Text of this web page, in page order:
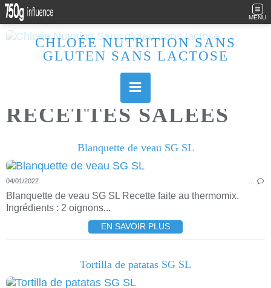
MENU
CHLOÉE NUTRITION SANS
GLUTEN SANS LACTOSE
RECETTES SALEES
Blanquette de veau SG SL
04/01/2022
Blanquette de veau SG SL Recette faite au thermomix.
Ingrédients : 2 oignons...
EN SAVOIR PLUS
Tortilla de patatas SG SL